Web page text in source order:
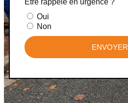
Être rappelé en urgence ?
Oui
Non
ENVOYER